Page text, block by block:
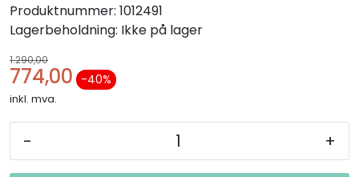
Produktnummer: 1012491
Lagerbeholdning: Ikke på lager
1.290,00
774,00 -40 %
inkl. mva.
- +